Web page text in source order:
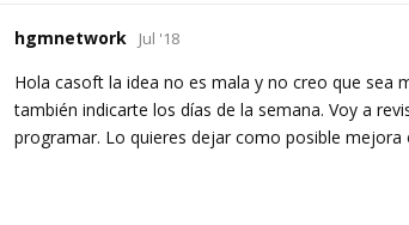
hgmnetwork Jul '18
Hola casoft la idea no es mala y no creo que sea
también indicarte los días de la semana. Voy a
programar. Lo quieres dejar como posible